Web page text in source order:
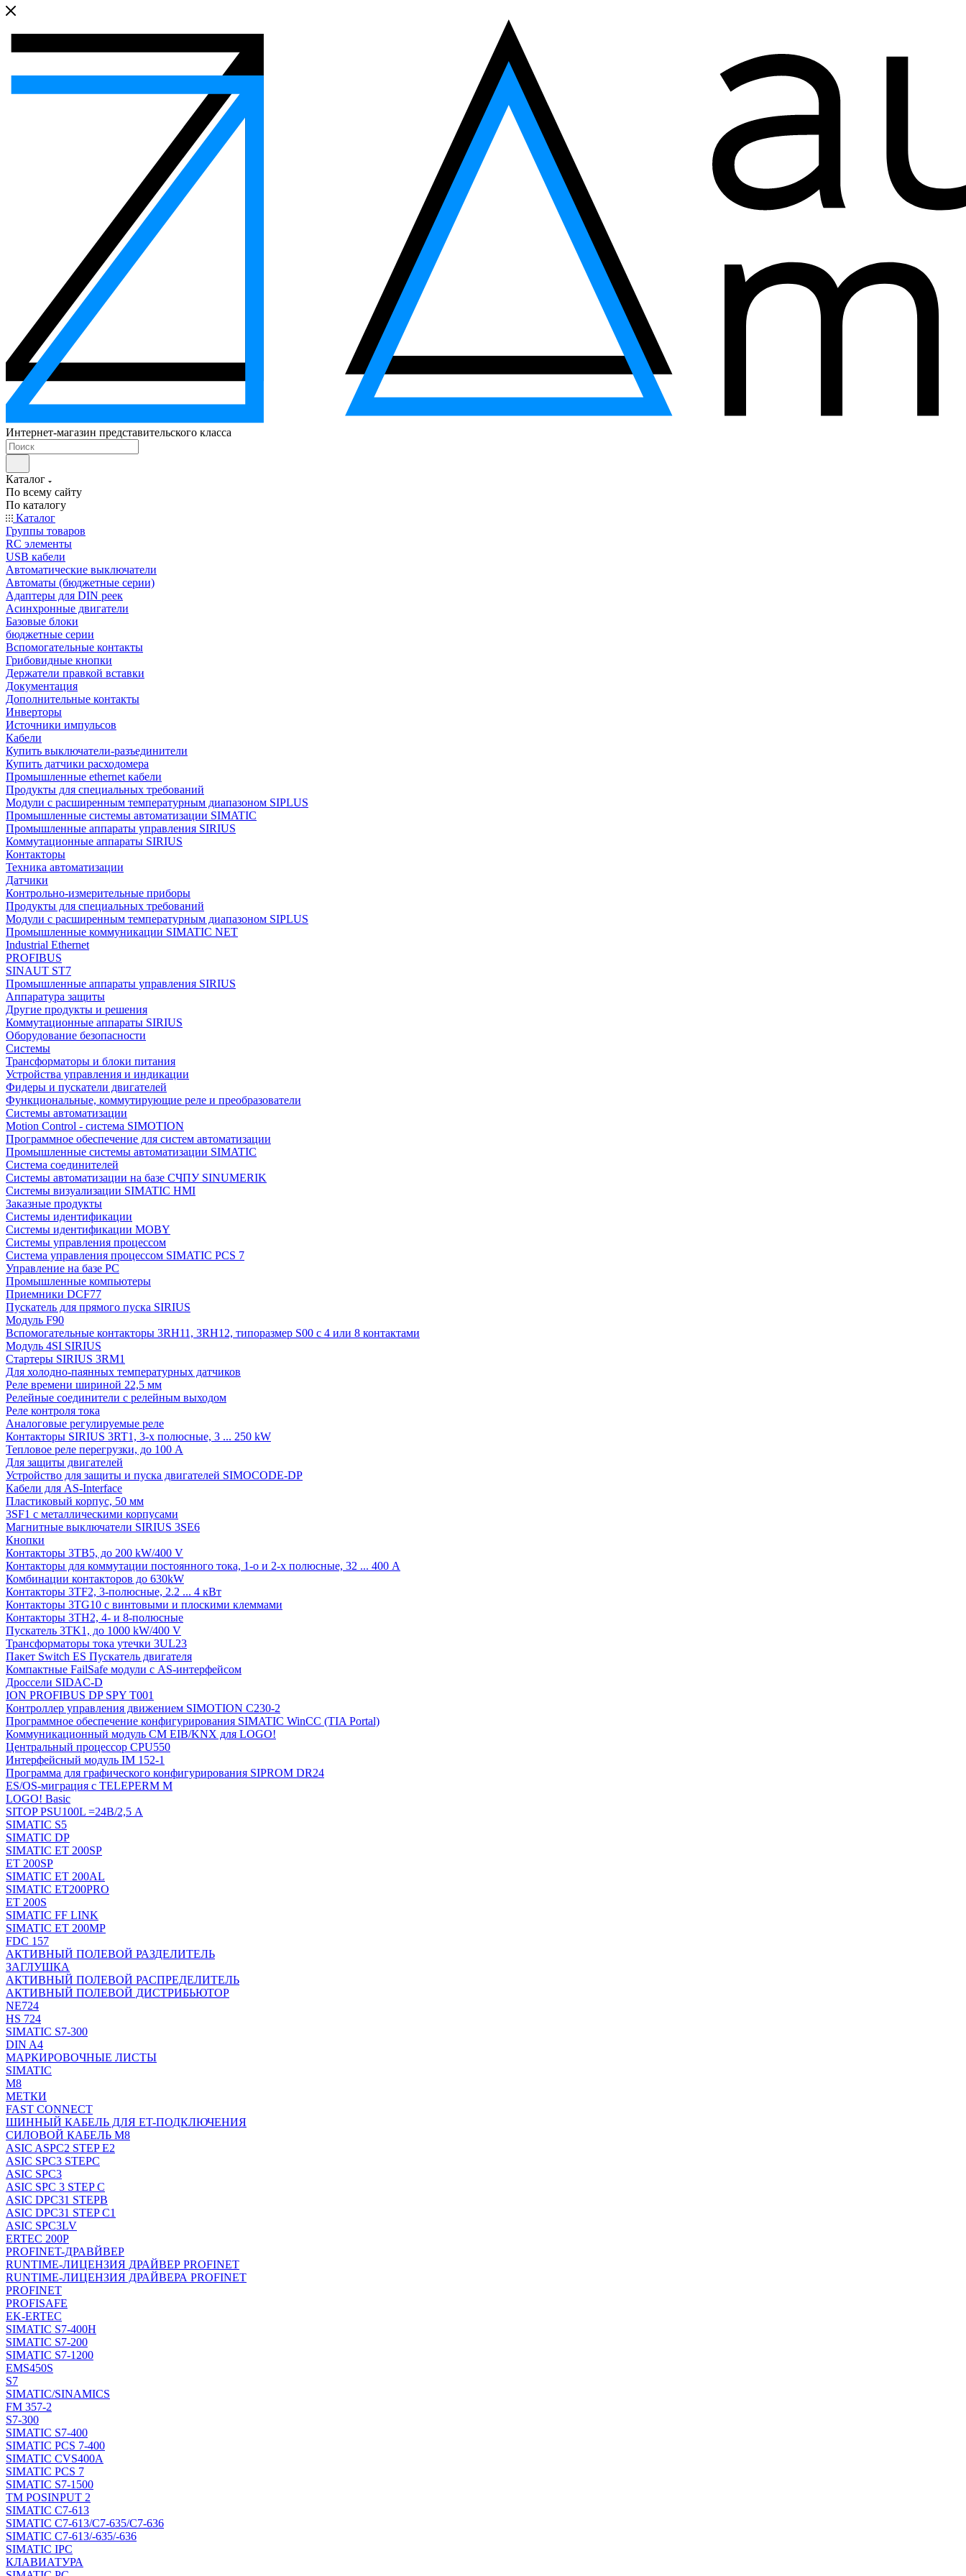
Интернет-магазин представительского класса
Каталог
По всему сайту
По каталогу
Каталог
Группы товаров
RC элементы
USB кабели
Автоматические выключатели
Автоматы (бюджетные серии)
Адаптеры для DIN реек
Асинхронные двигатели
Базовые блоки
бюджетные серии
Вспомогательные контакты
Грибовидные кнопки
Держатели правкой вставки
Документация
Дополнительные контакты
Инверторы
Источники импульсов
Кабели
Купить выключатели-разъединители
Купить датчики расходомера
Промышленные ethernet кабели
Продукты для специальных требований
Модули с расширенным температурным диапазоном SIPLUS
Промышленные системы автоматизации SIMATIC
Промышленные аппараты управления SIRIUS
Коммутационные аппараты SIRIUS
Контакторы
Техника автоматизации
Датчики
Контрольно-измерительные приборы
Продукты для специальных требований
Модули с расширенным температурным диапазоном SIPLUS
Промышленные коммуникации SIMATIC NET
Industrial Ethernet
PROFIBUS
SINAUT ST7
Промышленные аппараты управления SIRIUS
Аппаратура защиты
Другие продукты и решения
Коммутационные аппараты SIRIUS
Оборудование безопасности
Системы
Трансформаторы и блоки питания
Устройства управления и индикации
Фидеры и пускатели двигателей
Функциональные, коммутирующие реле и преобразователи
Системы автоматизации
Motion Control - система SIMOTION
Программное обеспечение для систем автоматизации
Промышленные системы автоматизации SIMATIC
Система соединителей
Системы автоматизации на базе СЧПУ SINUMERIK
Системы визуализации SIMATIC HMI
Заказные продукты
Системы идентификации
Системы идентификации MOBY
Системы управления процессом
Система управления процессом SIMATIC PCS 7
Управление на базе РС
Промышленные компьютеры
Приемники DCF77
Пускатель для прямого пуска SIRIUS
Модуль F90
Вспомогательные контакторы 3RH11, 3RH12, типоразмер S00 с 4 или 8 контактами
Модуль 4SI SIRIUS
Стартеры SIRIUS 3RM1
Для холодно-паянных температурных датчиков
Реле времени шириной 22,5 мм
Релейные соединители с релейным выходом
Реле контроля тока
Аналоговые регулируемые реле
Контакторы SIRIUS 3RT1, 3-х полюсные, 3 ... 250 kW
Тепловое реле перегрузки, до 100 A
Для защиты двигателей
Устройство для защиты и пуска двигателей SIMOCODE-DP
Кабели для AS-Interface
Пластиковый корпус, 50 мм
3SF1 с металлическими корпусами
Магнитные выключатели SIRIUS 3SE6
Кнопки
Контакторы 3TB5, до 200 kW/400 V
Контакторы для коммутации постоянного тока, 1-о и 2-х полюсные, 32 ... 400 A
Комбинации контакторов до 630kW
Контакторы 3TF2, 3-полюсные, 2.2 ... 4 кВт
Контакторы 3TG10 c винтовыми и плоскими клеммами
Контакторы 3TH2, 4- и 8-полюсные
Пускатель 3TK1, до 1000 kW/400 V
Трансформаторы тока утечки 3UL23
Пакет Switch ES Пускатель двигателя
Компактные FailSafe модули с AS-интерфейсом
Дроссели SIDAC-D
ION PROFIBUS DP SPY T001
Контроллер управления движением SIMOTION C230-2
Программное обеспечение конфигурирования SIMATIC WinCC (TIA Portal)
Коммуникационный модуль CM EIB/KNX для LOGO!
Центральный процессор CPU550
Интерфейсный модуль IM 152-1
Программа для графического конфигурирования SIPROM DR24
ES/OS-миграция с TELEPERM M
LOGO! Basic
SITOP PSU100L =24В/2,5 A
SIMATIC S5
SIMATIC DP
SIMATIC ET 200SP
ET 200SP
SIMATIC ET 200AL
SIMATIC ET200PRO
ET 200S
SIMATIC FF LINK
SIMATIC ET 200MP
FDC 157
АКТИВНЫЙ ПОЛЕВОЙ РАЗДЕЛИТЕЛЬ
ЗАГЛУШКА
АКТИВНЫЙ ПОЛЕВОЙ РАСПРЕДЕЛИТЕЛЬ
АКТИВНЫЙ ПОЛЕВОЙ ДИСТРИБЬЮТОР
NE724
HS 724
SIMATIC S7-300
DIN A4
МАРКИРОВОЧНЫЕ ЛИСТЫ
SIMATIC
M8
МЕТКИ
FAST CONNECT
ШИННЫЙ КАБЕЛЬ ДЛЯ ET-ПОДКЛЮЧЕНИЯ
СИЛОВОЙ КАБЕЛЬ M8
ASIC ASPC2 STEP E2
ASIC SPC3 STEPC
ASIC SPC3
ASIC SPC 3 STEP C
ASIC DPC31 STEPB
ASIC DPC31 STEP C1
ASIC SPC3LV
ERTEC 200P
PROFINET-ДРАВЙВЕР
RUNTIME-ЛИЦЕНЗИЯ ДРАЙВЕР PROFINET
RUNTIME-ЛИЦЕНЗИЯ ДРАЙВЕРА PROFINET
PROFINET
PROFISAFE
EK-ERTEC
SIMATIC S7-400H
SIMATIC S7-200
SIMATIC S7-1200
EMS450S
S7
SIMATIC/SINAMICS
FM 357-2
S7-300
SIMATIC S7-400
SIMATIC PCS 7-400
SIMATIC CVS400A
SIMATIC PCS 7
SIMATIC S7-1500
TM POSINPUT 2
SIMATIC C7-613
SIMATIC C7-613/C7-635/C7-636
SIMATIC C7-613/-635/-636
SIMATIC IPC
КЛАВИАТУРА